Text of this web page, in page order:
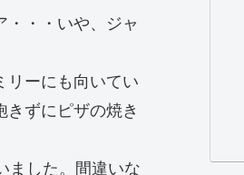
・・・いや、ジャ
リーにも向いてい
ずにピザの焼き
ました。間違いな